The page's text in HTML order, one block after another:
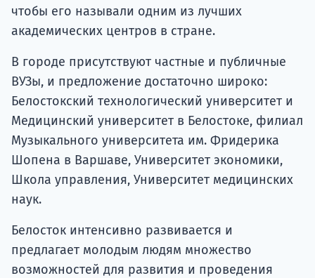
чтобы его называли одним из лучших
академических центров в стране.
В городе присутствуют частные и публичные
ВУЗы, и предложение достаточно широко:
Белостокский технологический университет и
Медицинский университет в Белостоке, филиал
Музыкального университета им. Фридерика
Шопена в Варшаве, Университет экономики,
Школа управления, Университет медицинских
наук.
Белосток интенсивно развивается и
предлагает молодым людям множество
возможностей для развития и проведения